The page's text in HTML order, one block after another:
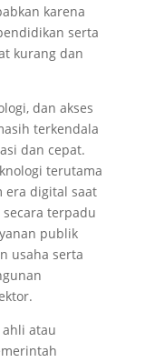
karena
serta
kurang dan
dan akses
terkendala
dan cepat.
terutama
era digital saat
secara terpadu
publik
usaha serta
atau